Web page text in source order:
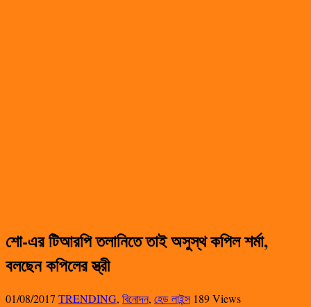
শো-এর টিআরপি তলানিতে তাই অসুস্থ কপিল শর্মা,
বলছেন কপিলের স্ত্রী
01/08/2017 TRENDING, বিনোদন, হেড লাইন্স 189 Views